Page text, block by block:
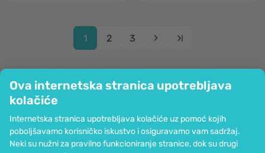
Ova internetska stranica upotrebljava
kolačiće
Internetska stranica upotrebljava kolačiće uz pomoć kojih
poboljšavamo korisničko iskustvo i osiguravamo vam sadržaj.
Neki su nužni za pravilno funkcioniranje stranice, dok su drugi
1 2 3
Informacije
Pridružite nam se